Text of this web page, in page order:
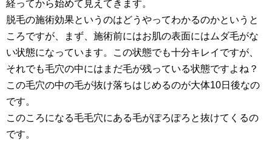
経ってから始めて見えてきます。
脱毛の施術効果というのはどうやってわかるのかというと
ころですが、まず、施術前にはお肌の表面にはムダ毛がな
い状態になっています。この状態でも十分キレイですが、
それでも毛穴の中にはまだ毛が残っている状態ですよね？
この毛穴の中の毛が抜け落ちはじめるのが大体10日後なの
です。
このころになる毛毛穴にある毛がぽろぽろと抜けてくるの
です。